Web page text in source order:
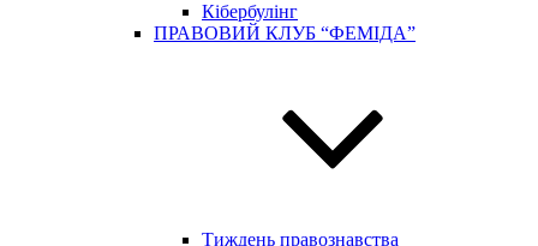
Кібербулінг
ПРАВОВИЙ КЛУБ “ФЕМІДА”
Тиждень правознавства